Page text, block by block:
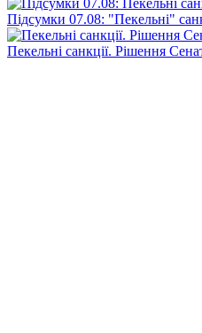
Підсумки 07.08: "Пекельні"
Пекельні санкції. Рішення